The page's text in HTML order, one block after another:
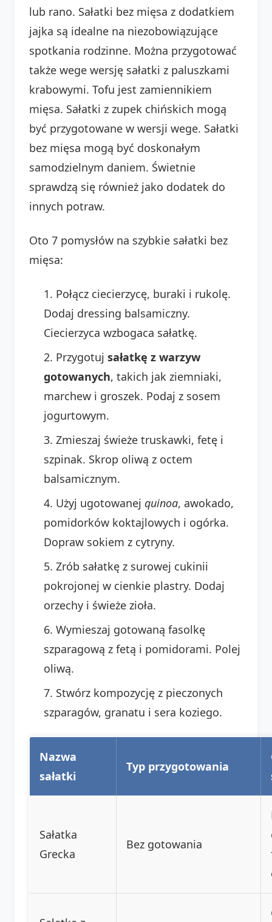
lub rano. Sałatki bez mięsa z dodatkiem
jajka są idealne na niezobowiązujące
spotkania rodzinne. Można przygotować
także wege wersję sałatki z paluszkami
krabowymi. Tofu jest zamiennikiem
mięsa. Sałatki z zupek chińskich mogą
być przygotowane w wersji wege. Sałatki
bez mięsa mogą być doskonałym
samodzielnym daniem. Świetnie
sprawdzą się również jako dodatek do
innych potraw.
Oto 7 pomysłów na szybkie sałatki bez
mięsa:
Połącz ciecierzycę, buraki i rukolę.
Dodaj dressing balsamiczny.
Ciecierzyca wzbogaca sałatkę.
Przygotuj sałatkę z warzyw
gotowanych, takich jak ziemniaki,
marchew i groszek. Podaj z sosem
jogurtowym.
Zmieszaj świeże truskawki, fetę i
szpinak. Skrop oliwą z octem
balsamicznym.
Użyj ugotowanej quinoa, awokado,
pomidorków koktajlowych i ogórka.
Dopraw sokiem z cytryny.
Zrób sałatkę z surowej cukinii
pokrojonej w cienkie plastry. Dodaj
orzechy i świeże zioła.
Wymieszaj gotowaną fasolkę
szparagową z fetą i pomidorami. Polej
oliwą.
Stwórz kompozycję z pieczonych
szparagów, granatu i sera koziego.
Nazwa
sałatki
Typ przygotowania
Sałatka
Grecka
Bez gotowania